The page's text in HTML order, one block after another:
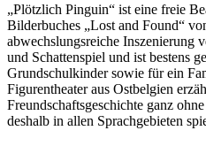
„Plötzlich Pinguin“ ist eine freie
Bilderbuches „Lost and Found“
abwechslungsreiche Inszenierung
und Schattenspiel und ist bestens
Grundschulkinder sowie für ein
Figurentheater aus Ostbelgien
Freundschaftsgeschichte ganz
deshalb in allen Sprachgebieten